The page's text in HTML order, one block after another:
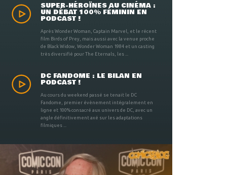
SUPER-HÉROÏNES AU CINÉMA :
UN DÉBAT 100% FÉMININ EN
PODCAST !
Après Wonder Woman, Captain Marvel, et le récent
film Birds of Prey, mais aussi avec la venue proche
de Black Widow, Wonder Woman 1984 et un casting
très diversifié pour The Eternals, les ...
DC FANDOME : LE BILAN EN
PODCAST !
Au cours du weekend passé se tenait le DC
Fandome, premier évènement intégralement en
ligne et 100% consacré aux univers de DC, avec un
angle définitivement axé sur les adaptations
filmiques ...